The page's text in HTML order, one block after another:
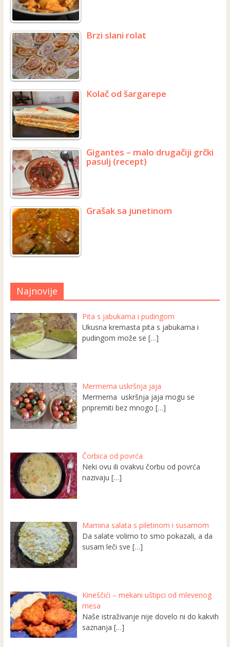
Brzi slani rolat
Kolač od šargarepe
Gigantes – malo drugačiji grčki
pasulj (recept)
Grašak sa junetinom
Najnovije
Pita s jabukama i pudingom
Ukusna kremasta pita s jabukama i
pudingom može se[…]
Mermerna uskršnja jaja
Mermerna uskršnja jaja mogu se
pripremiti bez mnogo[…]
Čorbica od povrća
Neki ovu ili ovakvu čorbu od povrća
nazivaju[…]
Mamina salata s piletinom i susamom
Da salate volimo to smo pokazali, a da
susam leči sve[…]
Kineščići – mekani uštipci od mlevenog
mesa
Naše istraživanje nije dovelo ni do kakvih
saznanja[…]